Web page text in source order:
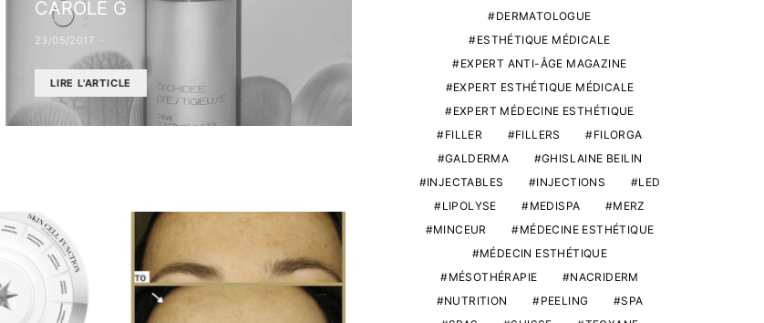
CAROLE G
23/05/2017
LIRE L'ARTICLE
DERMATOLOGUE
ESTHÉTIQUE MÉDICALE
EXPERT ANTI-ÂGE MAGAZINE
EXPERT ESTHÉTIQUE MÉDICALE
EXPERT MÉDECINE ESTHÉTIQUE
FILLER
FILLERS
FILORGA
GALDERMA
GHISLAINE BEILIN
INJECTABLES
INJECTIONS
LED
LIPOLYSE
MEDISPA
MERZ
MINCEUR
MÉDECINE ESTHÉTIQUE
MÉDECIN ESTHÉTIQUE
MÉSOTHÉRAPIE
NACRIDERM
NUTRITION
PEELING
SPA